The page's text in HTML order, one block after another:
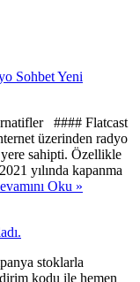
Sohbet Yeni
#### Flatcast
üzerinden radyo
yere sahipti. Özellikle
yılında kapanma
Oku »
stoklarla
kodu ile hemen